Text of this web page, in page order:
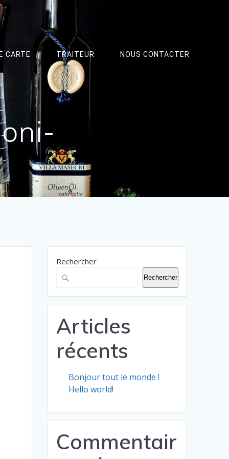
CARTE TRAITEUR NOUS CONTACTER
Rechercher
Rechercher
Articles
récents
Bonjour tout le monde !
Hello world!
Commentair